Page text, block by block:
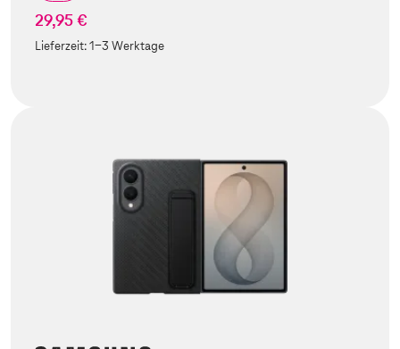
29,95 €
Lieferzeit:1-3 Werktage